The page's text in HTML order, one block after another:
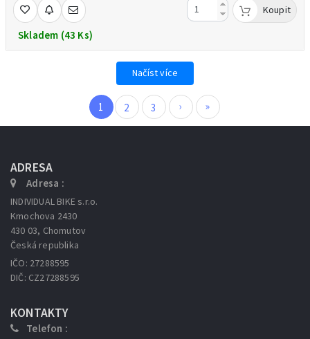
Skladem (43 Ks)
Koupit
Načíst více
1 2 3 › »
ADRESA
Adresa :
INDIVIDUAL BIKE s.r.o.
Kmochova 2430
430 03, Chomutov
Česká republika
IČO: 27288595
DIČ: CZ27288595
KONTAKTY
Telefon :